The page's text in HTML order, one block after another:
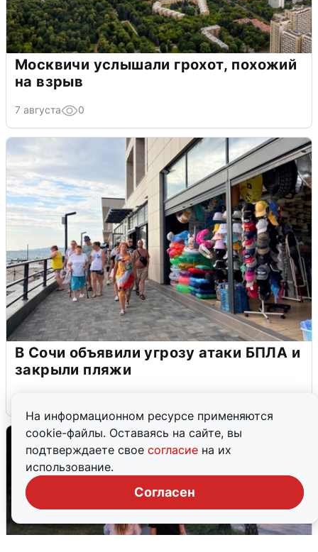
На информационном ресурсе применяются
cookie-файлы. Оставаясь на сайте, вы
подтверждаете свое согласие на их
использование.
Согласен
Москвичи услышали грохот, похожий
на взрыв
7 августа 0
В Сочи объявили угрозу атаки БПЛА и
закрыли пляжи